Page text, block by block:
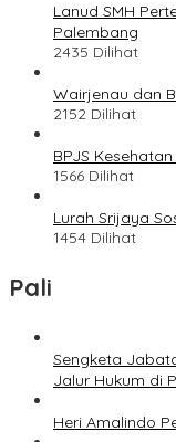
Lanud SMH
Palembang
2435 Dilihat
Wairjenau dan
2152 Dilihat
BPJS
1566 Dilihat
Lurah Srijaya
1454 Dilihat
Pali
Sengketa
Jalur Hukum di
Heri Amalindo